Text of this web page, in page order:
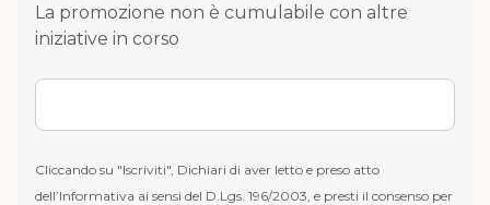
La promozione non è cumulabile con altre
iniziative in corso
Cliccando su "Iscriviti", Dichiari di aver letto e preso atto
dell’Informativa ai sensi del D.Lgs. 196/2003, e presti il consenso per